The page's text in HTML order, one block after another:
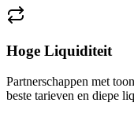
Hoge Liquiditeit
Partnerschappen met
beste tarieven en diepe